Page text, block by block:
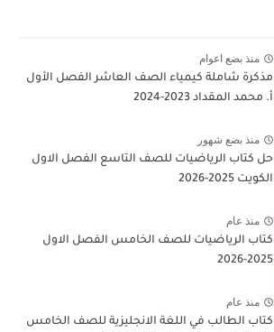
منذ بضع اعوام
مذكرة شاملة كيمياء الصف العاشر الفصل الأول
أ. محمد المقداد 2023-2024
منذ بضع شهور
حل كتاب الرياضيات للصف التاسع الفصل الاول
الكويت 2025-2026
منذ عام
كتاب الرياضيات للصف الخامس الفصل الاول
2025-2026
منذ عام
كتاب الطالب في اللغة الانجليزية للصف الخامس